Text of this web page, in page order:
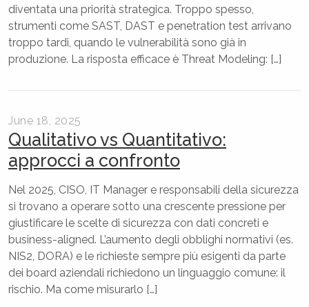
diventata una priorità strategica. Troppo spesso,
strumenti come SAST, DAST e penetration test arrivano
troppo tardi, quando le vulnerabilità sono già in
produzione. La risposta efficace è Threat Modeling: […]
June 18, 2025
Qualitativo vs Quantitativo:
approcci a confronto
Nel 2025, CISO, IT Manager e responsabili della sicurezza
si trovano a operare sotto una crescente pressione per
giustificare le scelte di sicurezza con dati concreti e
business-aligned. L’aumento degli obblighi normativi (es.
NIS2, DORA) e le richieste sempre più esigenti da parte
dei board aziendali richiedono un linguaggio comune: il
rischio. Ma come misurarlo […]